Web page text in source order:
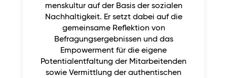
menskultur auf der Basis der sozialen
Nachhaltigkeit. Er setzt dabei auf die
gemeinsa­me Reflektion von
Befragungsergebnissen und das
Empowerment für die eigene
Potentialentfaltung der Mitarbeitenden
sowie Vermittlung der authentischen